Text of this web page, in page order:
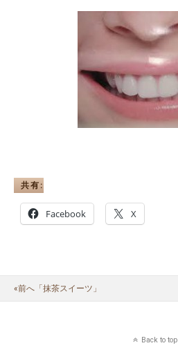
共有:
Facebook X
«前へ「抹茶スイーツ」
Back to top